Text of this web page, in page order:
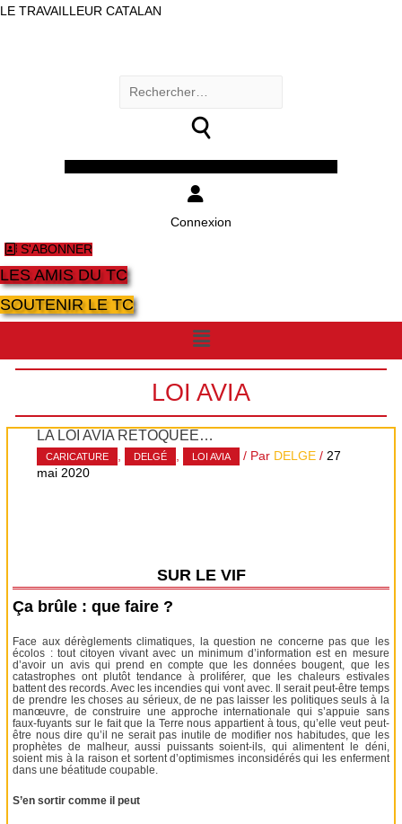
LE TRAVAILLEUR CATALAN
Rechercher :
Connexion
S'ABONNER
LES AMIS DU TC
SOUTENIR LE TC
Menu
LOI AVIA
LA LOI AVIA RETOQUÉE…
CARICATURE , DELGÉ , LOI AVIA / Par DELGE /27
mai 2020
SUR LE VIF
Ça brûle : que faire ?
Face aux dérèglements climatiques, la question ne concerne pas que les
écolos : tout citoyen vivant avec un minimum d’information est en mesure
d’avoir un avis qui prend en compte que les données bougent, que les
catastrophes ont plutôt tendance à proliférer, que les chaleurs estivales
battent des records. Avec les incendies qui vont avec. Il serait peut-être temps
de prendre les choses au sérieux, de ne pas laisser les politiques seuls à la
manœuvre, de construire une approche internationale qui s’appuie sans
faux-fuyants sur le fait que la Terre nous appartient à tous, qu’elle veut peut-
être nous dire qu’il ne serait pas inutile de modifier nos habitudes, que les
prophètes de malheur, aussi puissants soient-ils, qui alimentent le déni,
soient mis à la raison et sortent d’optimismes inconsidérés qui les enferment
dans une béatitude coupable.
S’en sortir comme il peut